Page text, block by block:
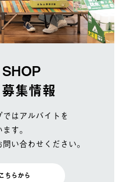
集情報
はアルバイトを
す。
い合わせください。
ちらから